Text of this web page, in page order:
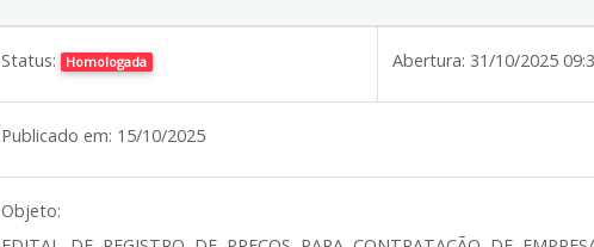
Status: Homologada Abertura: 31/10/2025
Publicado em: 15/10/2025
Objeto: